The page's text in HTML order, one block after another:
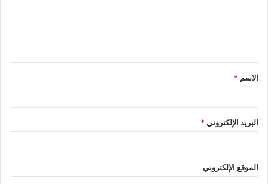
ق
*
الاسم *
البريد الإلكتروني*
الموقع الإلكتروني